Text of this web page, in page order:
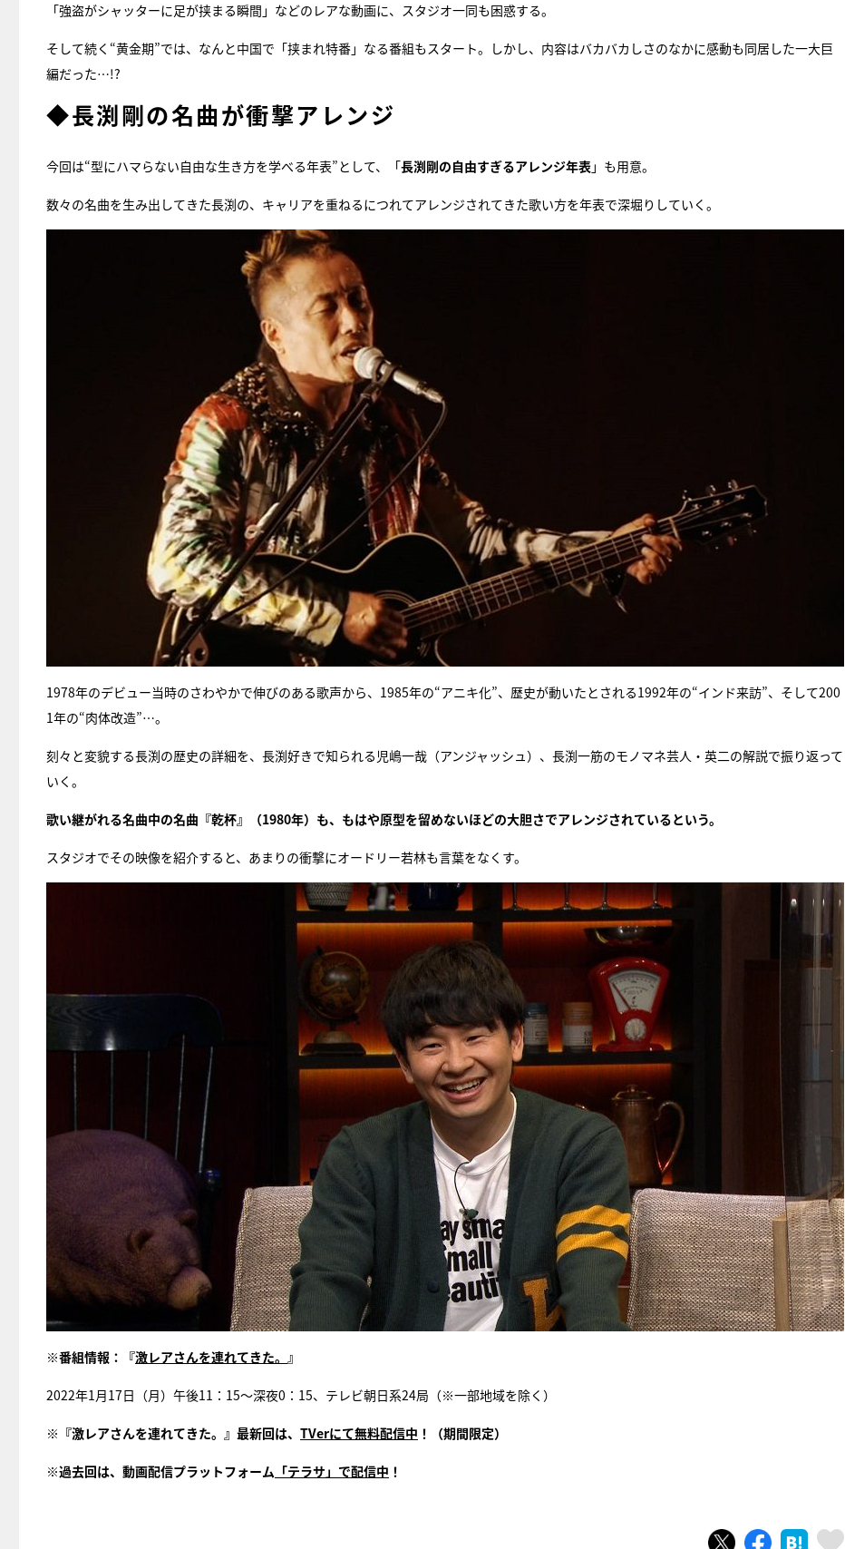
「強盗がシャッターに足が挟まる瞬間」などのレアな動画に、スタジオ一同も困惑する。
そして続く“黄金期”では、なんと中国で「挟まれ特番」なる番組もスタート。しかし、内容はバカバカしさのなかに感動も同居した一大巨
編だった…!?
◆長渕剛の名曲が衝撃アレンジ
今回は“型にハマらない自由な生き方を学べる年表”として、「長渕剛の自由すぎるアレンジ年表」も用意。
数々の名曲を生み出してきた長渕の、キャリアを重ねるにつれてアレンジされてきた歌い方を年表で深堀りしていく。
1978年のデビュー当時のさわやかで伸びのある歌声から、1985年の“アニキ化”、歴史が動いたとされる1992年の“インド来訪”、そして200
1年の“肉体改造”…。
刻々と変貌する長渕の歴史の詳細を、長渕好きで知られる児嶋一哉（アンジャッシュ）、長渕一筋のモノマネ芸人・英二の解説で振り返って
いく。
歌い継がれる名曲中の名曲『乾杯』（1980年）も、もはや原型を留めないほどの大胆さでアレンジされているという。
スタジオでその映像を紹介すると、あまりの衝撃にオードリー若林も言葉をなくす。
※番組情報：『激レアさんを連れてきた。 』
2022年1月17日（月）午後11：15～深夜0：15、テレビ朝日系24局（※⼀部地域を除く）
※ 『激レアさんを連れてきた。』最新回は、 TVerにて無料配信中 ！（期間限定）
※過去回は、動画配信プラットフォーム 「テラサ」で配信中 ！
ツイートシェア はてブ